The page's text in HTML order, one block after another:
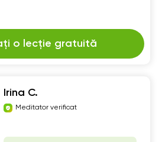
o lecție gratuită
Irina C.
Meditator verificat